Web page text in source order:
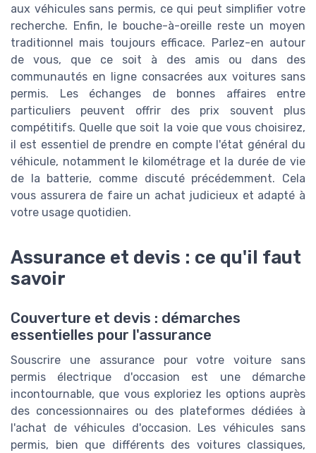
aux véhicules sans permis, ce qui peut simplifier votre
recherche. Enfin, le bouche-à-oreille reste un moyen
traditionnel mais toujours efficace. Parlez-en autour
de vous, que ce soit à des amis ou dans des
communautés en ligne consacrées aux voitures sans
permis. Les échanges de bonnes affaires entre
particuliers peuvent offrir des prix souvent plus
compétitifs. Quelle que soit la voie que vous choisirez,
il est essentiel de prendre en compte l'état général du
véhicule, notamment le kilométrage et la durée de vie
de la batterie, comme discuté précédemment. Cela
vous assurera de faire un achat judicieux et adapté à
votre usage quotidien.
Assurance et devis : ce qu'il faut
savoir
Couverture et devis : démarches
essentielles pour l'assurance
Souscrire une assurance pour votre voiture sans
permis électrique d'occasion est une démarche
incontournable, que vous exploriez les options auprès
des concessionnaires ou des plateformes dédiées à
l'achat de véhicules d'occasion. Les véhicules sans
permis, bien que différents des voitures classiques,